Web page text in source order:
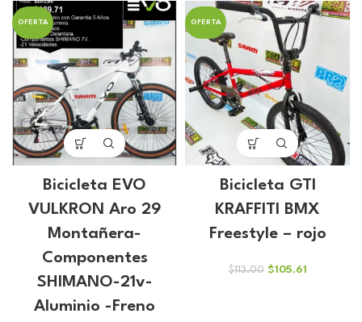
original
$192.00.
actual
es:
$179.43.
original
era:
$203.00.
actual
OFERTA
Bicicleta EVO
VULKRON Aro 29
Montañera-
Componentes
SHIMANO-21v-
Aluminio -Freno
OFERTA
Bicicleta GTI
KRAFFITI BMX
Freestyle – rojo
$113.00 El
$105.61El